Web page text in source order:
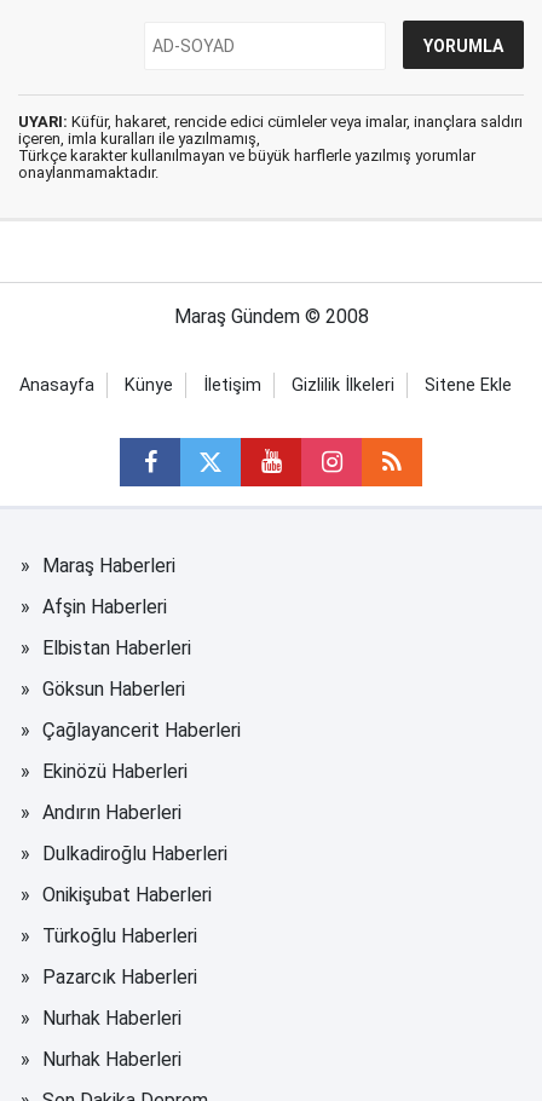
UYARI: Küfür, hakaret, rencide edici cümleler veya imalar, inançlara saldırı
içeren, imla kuralları ile yazılmamış,
Türkçe karakter kullanılmayan ve büyük harflerle yazılmış yorumlar
onaylanmamaktadır.
Maraş Gündem © 2008
Anasayfa Künye İletişim Gizlilik İlkeleri Sitene Ekle
Maraş Haberleri
Afşin Haberleri
Elbistan Haberleri
Göksun Haberleri
Çağlayancerit Haberleri
Ekinözü Haberleri
Andırın Haberleri
Dulkadiroğlu Haberleri
Onikişubat Haberleri
Türkoğlu Haberleri
Pazarcık Haberleri
Nurhak Haberleri
Nurhak Haberleri